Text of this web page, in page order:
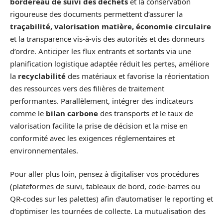
rigoureuse des documents permettent d’assurer la
traçabilité, valorisation matière, économie circulaire
et la transparence vis‑à‑vis des autorités et des donneurs
d’ordre. Anticiper les flux entrants et sortants via une
planification logistique adaptée réduit les pertes, améliore
la recyclabilité des matériaux et favorise la réorientation
des ressources vers des filières de traitement
performantes. Parallèlement, intégrer des indicateurs
comme le bilan carbone des transports et le taux de
valorisation facilite la prise de décision et la mise en
conformité avec les exigences réglementaires et
environnementales.
Pour aller plus loin, pensez à digitaliser vos procédures
(plateformes de suivi, tableaux de bord, code‑barres ou
QR‑codes sur les palettes) afin d’automatiser le reporting et
d’optimiser les tournées de collecte. La mutualisation des